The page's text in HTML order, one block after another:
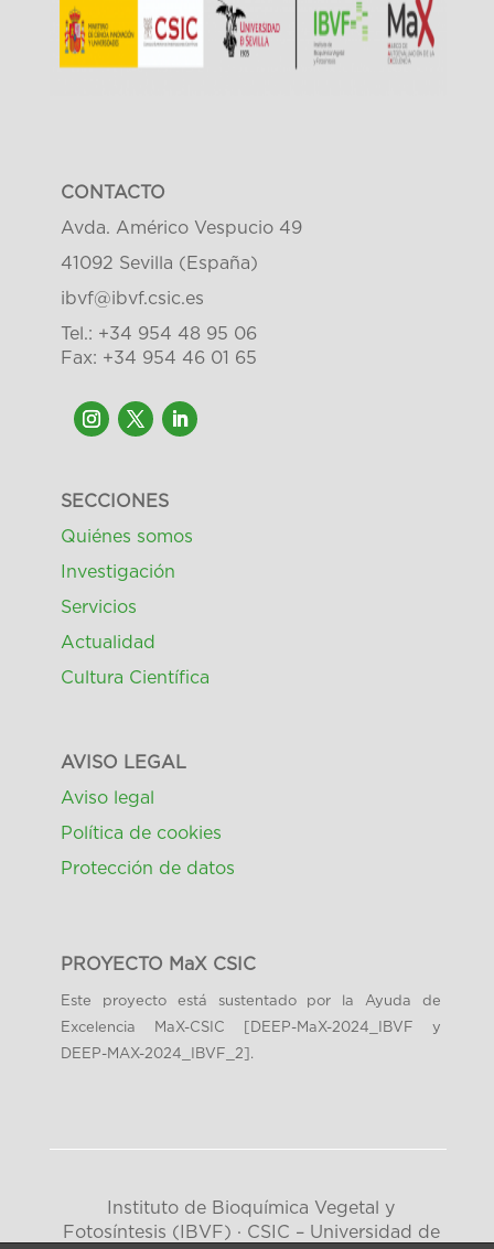
CONTACTO
Avda. Américo Vespucio 49
41092 Sevilla (España)
ibvf@ibvf.csic.es
Tel.: +34 954 48 95 06
Fax: +34 954 46 01 65
SECCIONES
Quiénes somos
Investigación
Servicios
Actualidad
Cultura Científica
AVISO LEGAL
Aviso legal
Política de cookies
Protección de datos
PROYECTO MaX CSIC
Este proyecto está sustentado por la Ayuda de
Excelencia MaX-CSIC [DEEP-MaX-2024_IBVF y
DEEP-MAX-2024_IBVF_2].
Instituto de Bioquímica Vegetal y
Fotosíntesis (IBVF) · CSIC – Universidad de